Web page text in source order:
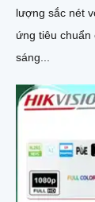
lượng sắc nét với độ
ứng tiêu chuẩn
sáng...